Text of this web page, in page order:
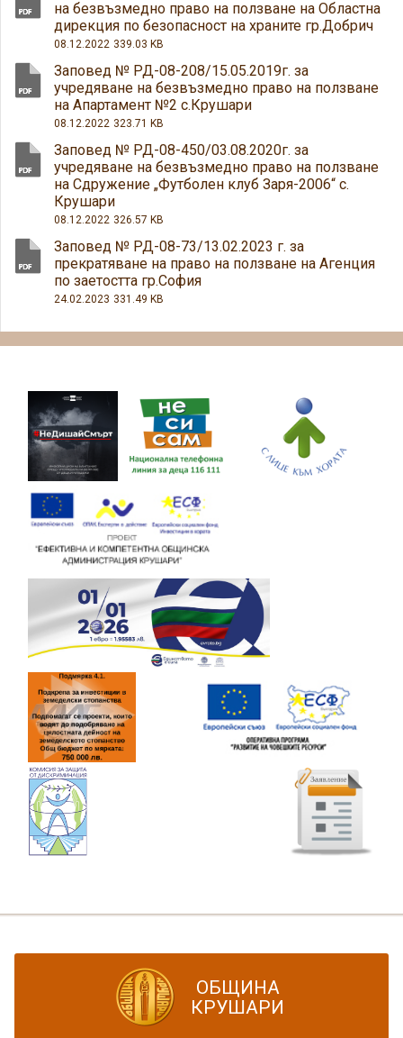
на безвъзмедно право на ползване на Областна
дирекция по безопасност на храните гр.Добрич
08.12.2022 339.03 KB
Заповед № РД-08-208/15.05.2019г. за
учредяване на безвъзмедно право на ползване
на Апартамент №2 с.Крушари
08.12.2022 323.71 KB
Заповед № РД-08-450/03.08.2020г. за
учредяване на безвъзмедно право на ползване
на Сдружение „Футболен клуб Заря-2006“ с.
Крушари
08.12.2022 326.57 KB
Заповед № РД-08-73/13.02.2023 г. за
прекратяване на право на ползване на Агенция
по заетостта гр.София
24.02.2023 331.49 KB
ОБЩИНА
КРУШАРИ